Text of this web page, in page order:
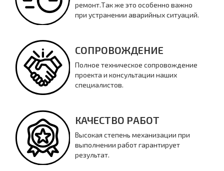
ремонт.Так же это особенно важно
при устранении аварийных ситуаций.
СОПРОВОЖДЕНИЕ
Полное техническое сопровождение
проекта и консультации наших
специалистов.
КАЧЕСТВО РАБОТ
Высокая степень механизации при
выполнении работ гарантирует
результат.